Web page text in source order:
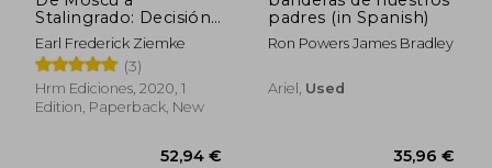
Stalingrado: Decisión
en el Este (in Spanish)
Earl Frederick Ziemke
(3)
Hrm Ediciones, 2020, 1
Edition, Paperback, New
padres (in Spanish)
Ron Powers James Bradley
Ariel, Used